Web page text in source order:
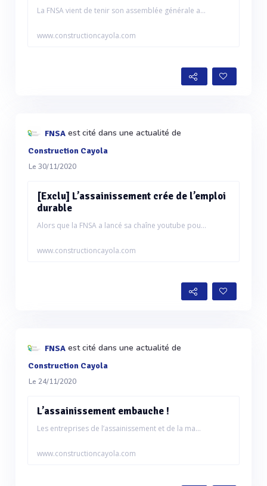
La FNSA vient de tenir son assemblée générale a...
www.constructioncayola.com
FNSA est cité dans une actualité de
Construction Cayola
Le 30/11/2020
[Exclu] L’assainissement crée de l’emploi
durable
Alors que la FNSA a lancé sa chaîne youtube pou...
www.constructioncayola.com
FNSA est cité dans une actualité de
Construction Cayola
Le 24/11/2020
L’assainissement embauche !
Les entreprises de l’assainissement et de la ma...
www.constructioncayola.com